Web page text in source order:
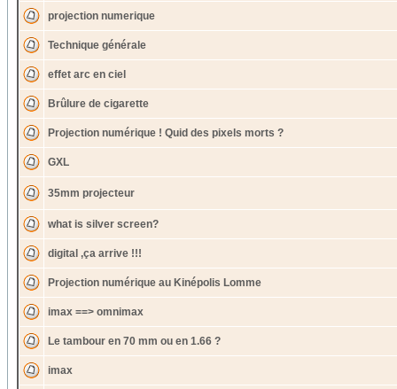
projection numerique
Technique générale
effet arc en ciel
Brûlure de cigarette
Projection numérique ! Quid des pixels morts ?
GXL
35mm projecteur
what is silver screen?
digital ,ça arrive !!!
Projection numérique au Kinépolis Lomme
imax ==> omnimax
Le tambour en 70 mm ou en 1.66 ?
imax